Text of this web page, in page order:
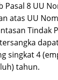
Pasal 8 UU
atas UU
Tindak
singkat 4
tahun.